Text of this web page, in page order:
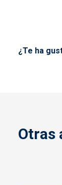
¿Te ha
Otras